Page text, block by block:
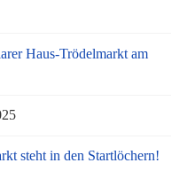
Haus-Trödelmarkt am
steht in den Startlöchern!